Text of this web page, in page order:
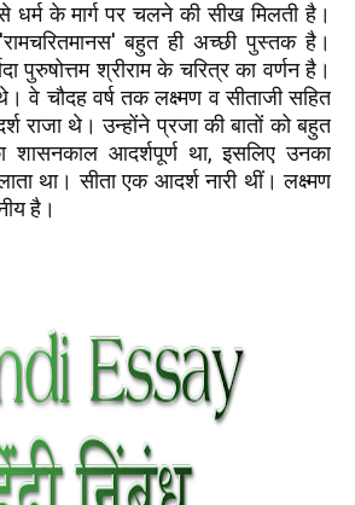
के मार्ग पर चलने की सीख मिलती है।
बहुत ही अच्छी पुस्तक है।
पुरुषोत्तम श्रीराम के चरित्र का वर्णन है।
वे चौदह वर्ष तक लक्ष्मण व सीताजी सहित
राजा थे। उन्होंने प्रजा की बातों को बहुत
शासनकाल आदर्शपूर्ण था, इसलिए उनका
था। सीता एक आदर्श नारी थीं। लक्ष्मण
है।